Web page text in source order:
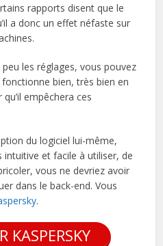
rapports disent que le
a donc un effet néfaste sur
les réglages, vous pouvez
bien, très bien en
empêchera ces
du logiciel lui-même,
intuitive et facile à utiliser, de
vous ne devriez avoir
dans le back-end. Vous
.
KASPERSKY